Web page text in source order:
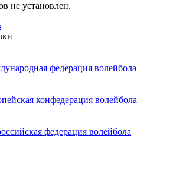
не установлен.
федерация волейбола
конфедерация волейбола
федерация волейбола